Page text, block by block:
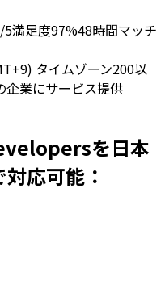
5満足度97%48時間マッチ
タイムゾーン200以
企業にサービス提供
を日本
応可能：